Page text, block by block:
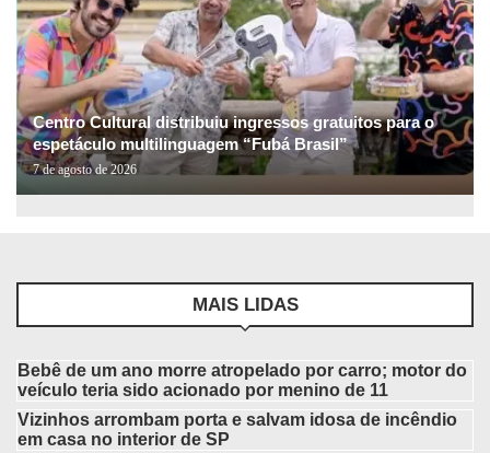
Centro Cultural distribuiu ingressos gratuitos para o
espetáculo multilinguagem “Fubá Brasil”
7 de agosto de 2026
MAIS LIDAS
Bebê de um ano morre atropelado por carro; motor do
veículo teria sido acionado por menino de 11
Vizinhos arrombam porta e salvam idosa de incêndio
em casa no interior de SP